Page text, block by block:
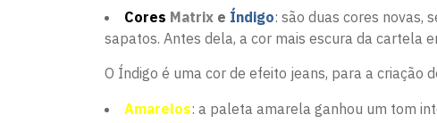
Cores Matrix e Índigo: são duas cores novas,
sapatos. Antes dela, a cor mais escura da cartela
O Índigo é uma cor de efeito jeans, para a criação
Amarelos: a paleta amarela ganhou um tom